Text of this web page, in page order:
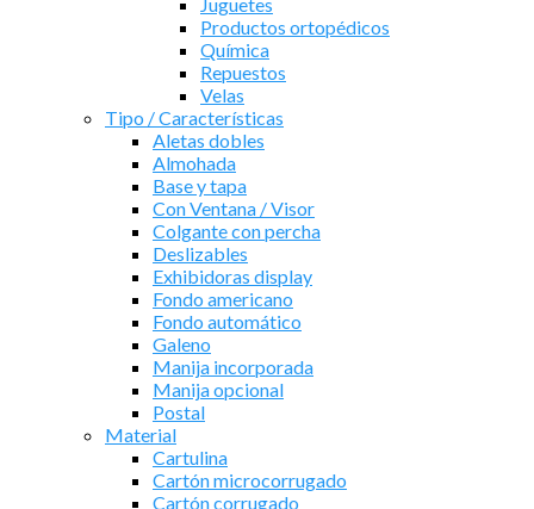
Productos ortopédicos
Química
Repuestos
Velas
Tipo / Características
Aletas dobles
Almohada
Base y tapa
Con Ventana / Visor
Colgante con percha
Deslizables
Exhibidoras display
Fondo americano
Fondo automático
Galeno
Manija incorporada
Manija opcional
Postal
Material
Cartulina
Cartón microcorrugado
Cartón corrugado